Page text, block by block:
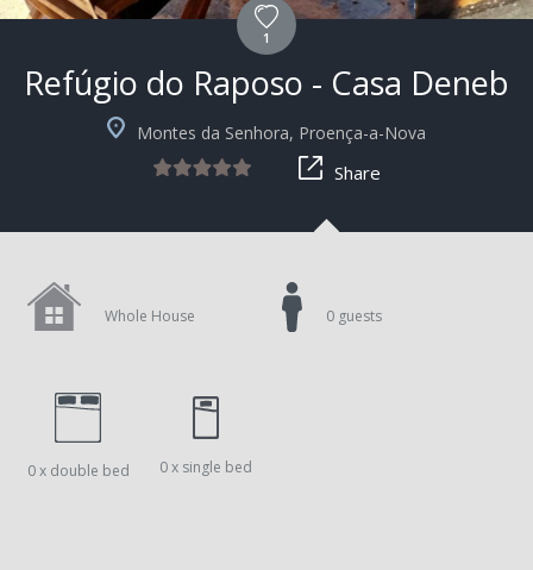
1
Refúgio do Raposo - Casa Deneb
Montes da Senhora, Proença-a-Nova
Share
Whole House
0 x double bed 0 x single bed
0 guests